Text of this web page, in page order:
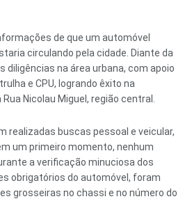
de que um automóvel
circulando pela cidade. Diante da
diligências na área urbana, com apoio
e CPU, logrando êxito na
Nicolau Miguel, região central.
realizadas buscas pessoal e veicular,
um primeiro momento, nenhum
a verificação minuciosa dos
obrigatórios do automóvel, foram
grosseiras no chassi e no número do